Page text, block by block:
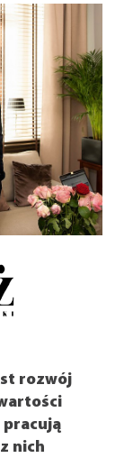
rozwój
pracują
nich